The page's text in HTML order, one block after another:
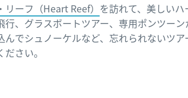
リーフ（Heart Reef） を訪れて、美しい
行、グラスボートツアー、専用ポンツー
んでシュノーケルなど、忘れられないツ
さい。